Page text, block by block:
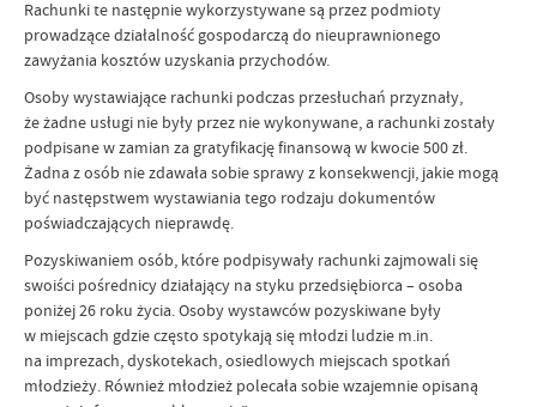
Rachunki te następnie wykorzystywane są przez podmioty
prowadzące działalność gospodarczą do nieuprawnionego
zawyżania kosztów uzyskania przychodów.
Osoby wystawiające rachunki podczas przesłuchań przyznały,
że żadne usługi nie były przez nie wykonywane, a rachunki zostały
podpisane w zamian za gratyfikację finansową w kwocie 500 zł.
Żadna z osób nie zdawała sobie sprawy z konsekwencji, jakie mogą
być następstwem wystawiania tego rodzaju dokumentów
poświadczających nieprawdę.
Pozyskiwaniem osób, które podpisywały rachunki zajmowali się
swoiści pośrednicy działający na styku przedsiębiorca – osoba
poniżej 26 roku życia. Osoby wystawców pozyskiwane były
w miejscach gdzie często spotykają się młodzi ludzie m.in.
na imprezach, dyskotekach, osiedlowych miejscach spotkań
młodzieży. Również młodzież polecała sobie wzajemnie opisaną